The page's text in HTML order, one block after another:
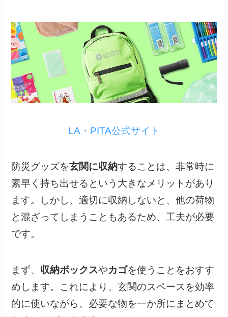
LA・PITA公式サイト
防災グッズを玄関に収納することは、非常時に
素早く持ち出せるという大きなメリットがあり
ます。しかし、適切に収納しないと、他の荷物
と混ざってしまうこともあるため、工夫が必要
です。
まず、 収納ボックスやカゴを使うことをおすす
めします。これにより、玄関のスペースを効率
的に使いながら、必要な物を一か所にまとめて